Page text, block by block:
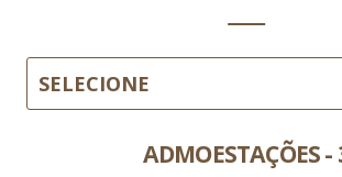
SELECIONE
ADMOESTAÇÕES -